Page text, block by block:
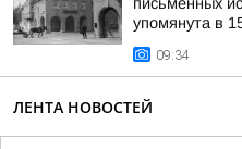
упомянута в
09:34
ЛЕНТА НОВОСТЕЙ